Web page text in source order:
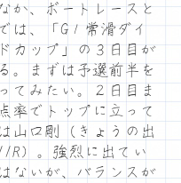
か、ボートレースと
は、「G１常滑ダイ
カップ」の３日目が
。まずは予選前半を
てみたい。２日目ま
率でトップに立って
山口剛（きょうの出
）。強烈に出てい
ないが、バランスが